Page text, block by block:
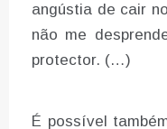
angústia de cair
não me
protector. (…)
É possível